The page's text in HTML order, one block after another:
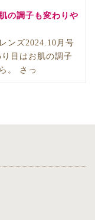
の調子も変わりや
ンズ2024.10月号
目はお肌の調子
。 さっ